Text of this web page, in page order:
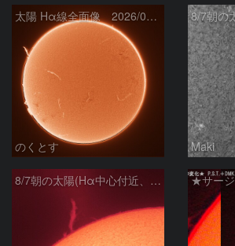
太陽 Hα線全面像 2026/08/07
のくとす Maki
8/7朝の太陽(Hα中心付近、プロミネンス) ★サー